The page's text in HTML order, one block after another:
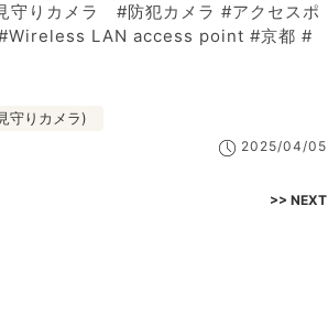
りカメラ #防犯カメラ #アクセスポ
LAN access point #京都 #
守りカメラ)
2025/04/05
>> NEXT